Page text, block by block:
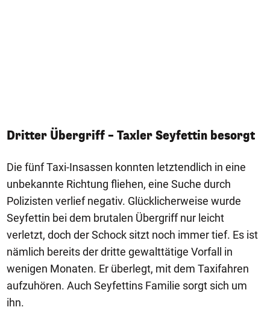
Dritter Übergriff – Taxler Seyfettin besorgt
Die fünf Taxi-Insassen konnten letztendlich in eine
unbekannte Richtung fliehen, eine Suche durch
Polizisten verlief negativ. Glücklicherweise wurde
Seyfettin bei dem brutalen Übergriff nur leicht
verletzt, doch der Schock sitzt noch immer tief. Es ist
nämlich bereits der dritte gewalttätige Vorfall in
wenigen Monaten. Er überlegt, mit dem Taxifahren
aufzuhören. Auch Seyfettins Familie sorgt sich um
ihn.